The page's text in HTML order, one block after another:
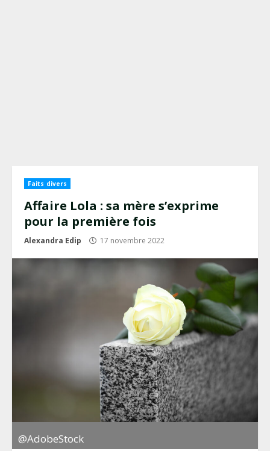
Faits divers
Affaire Lola : sa mère s’exprime
pour la première fois
Alexandra Edip 17 novembre 2022
@AdobeStock